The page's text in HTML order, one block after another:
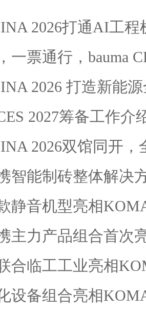
2026打通AI工
一票通行，bauma
2026 打造新能
2027筹备工作介
2026双馆同开
智能制砖整体解决
静音机型亮相
主力产品组合首次
合临工工业亮相
设备组合亮相